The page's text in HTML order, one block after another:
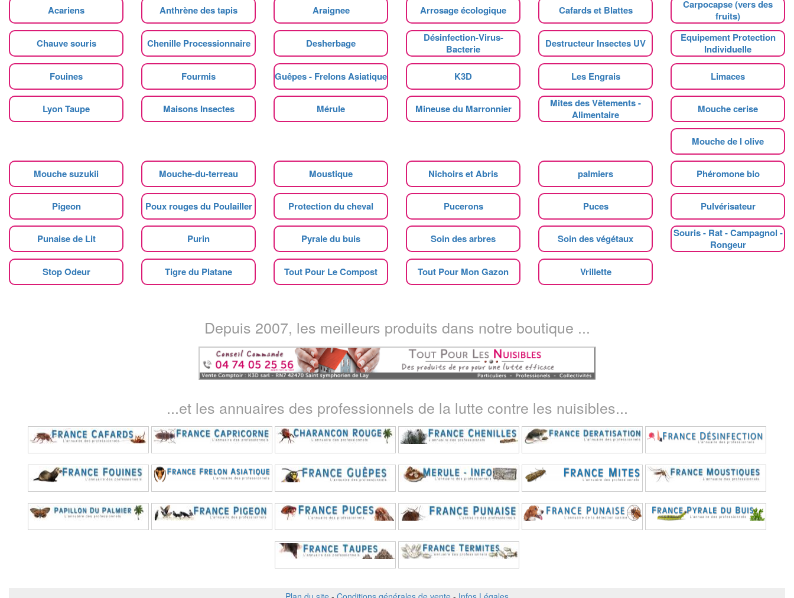
Acariens Anthrène des tapis Araignee Arrosage écologique Cafards et Blattes
Carpocapse (vers des
fruits)
Chauve souris Chenille Processionnaire Desherbage
Désinfection-Virus-
Bacterie
Destructeur Insectes UV
Equipement Protection
Individuelle
Fouines Fourmis Guêpes - Frelons Asiatique K3D Les Engrais Limaces
Lyon Taupe Maisons Insectes Mérule Mineuse du Marronnier
Mites des Vêtements -
Alimentaire
Mouche cerise
Mouche de l olive
Mouche suzukii Mouche-du-terreau Moustique Nichoirs et Abris palmiers Phéromone bio
Pigeon Poux rouges du Poulailler Protection du cheval Pucerons Puces Pulvérisateur
Punaise de Lit Purin Pyrale du buis Soin des arbres Soin des végétaux
Souris - Rat - Campagnol -
Rongeur
Stop Odeur Tigre du Platane Tout Pour Le Compost Tout Pour Mon Gazon Vrillette
Depuis 2007, les meilleurs produits dans notre boutique ...
...et les annuaires des professionnels de la lutte contre les nuisibles...